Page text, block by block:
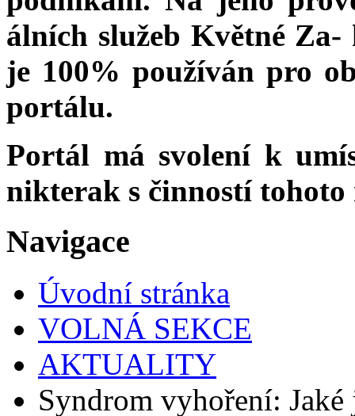
álních služeb Květné
je 100% používán pro
portálu.
Portál má svolení k
nikterak s činností
Navigace
Úvodní stránka
VOLNÁ SEKCE
AKTUALITY
Syndrom vyhoření: Jaké